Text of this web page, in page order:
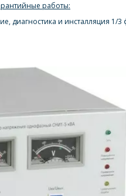
работы:
диагностика и инсталляция 1/